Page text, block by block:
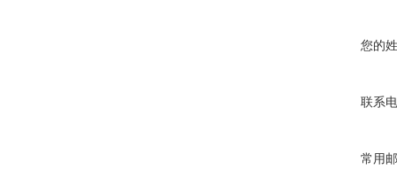
您的
联系
常用